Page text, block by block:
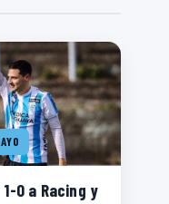
0 a Racing y